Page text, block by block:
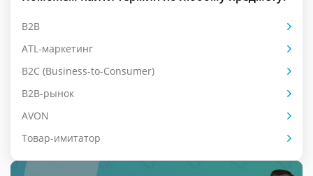
B2B
ATL-маркетинг
B2C (Business-to-Consumer)
B2B-рынок
AVON
Товар-имитатор